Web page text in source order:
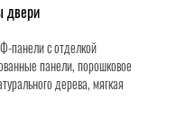
двери
с отделкой
панели, порошковое
дерева, мягкая